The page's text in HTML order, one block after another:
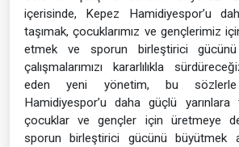
içerisinde, Kepez Hamidiyespor’u
taşımak, çocuklarımız ve gençlerimiz
etmek ve sporun birleştirici gücünü
çalışmalarımızı kararlılıkla
eden yeni yönetim, bu
Hamidiyespor’u daha güçlü yarınlara
çocuklar ve gençler için üretmeye
sporun birleştirici gücünü büyütmek